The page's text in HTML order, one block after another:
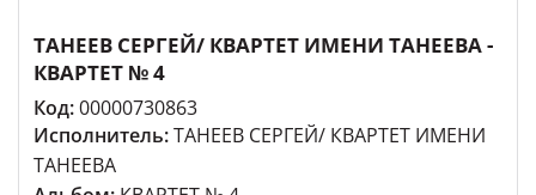
ТАНЕЕВ СЕРГЕЙ/ КВАРТЕТ ИМЕНИ ТАНЕЕВА -
КВАРТЕТ № 4
Код:00000730863
Исполнитель:ТАНЕЕВ СЕРГЕЙ/ КВАРТЕТ ИМЕНИ
ТАНЕЕВА